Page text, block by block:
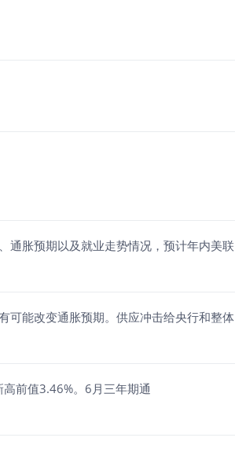
通胀预期以及就业走势情况，预计年内美联
可能改变通胀预期。供应冲击给央行和整体
前值3.46%。6月三年期通